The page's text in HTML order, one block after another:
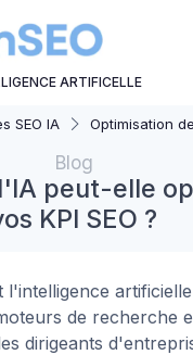
ARTIFICELLE
SEO IA Optimisation de
Blog
peut-elle
KPI SEO ?
l'intelligence
de recherche
dirigeants